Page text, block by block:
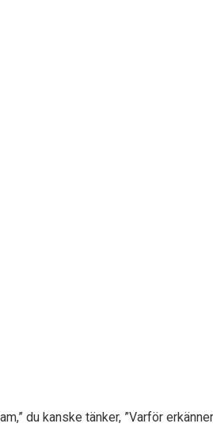
du kanske tänker, ”Varför